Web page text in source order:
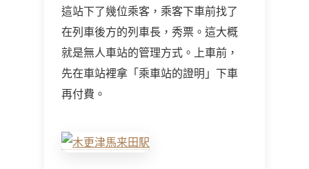
這站下了幾位乘客，乘客下車前找了
在列車後方的列車長，秀票。這大概
就是無人車站的管理方式。上車前，
先在車站裡拿「乘車站的證明」下車
再付費。